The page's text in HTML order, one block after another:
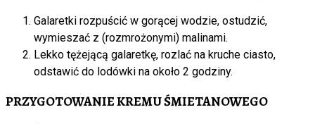
Galaretki rozpuścić w gorącej wodzie, ostudzić,
wymieszać z (rozmrożonymi) malinami.
Lekko tężejącą galaretkę, rozlać na kruche ciasto,
odstawić do lodówki na około 2 godziny.
PRZYGOTOWANIE KREMU ŚMIETANOWEGO